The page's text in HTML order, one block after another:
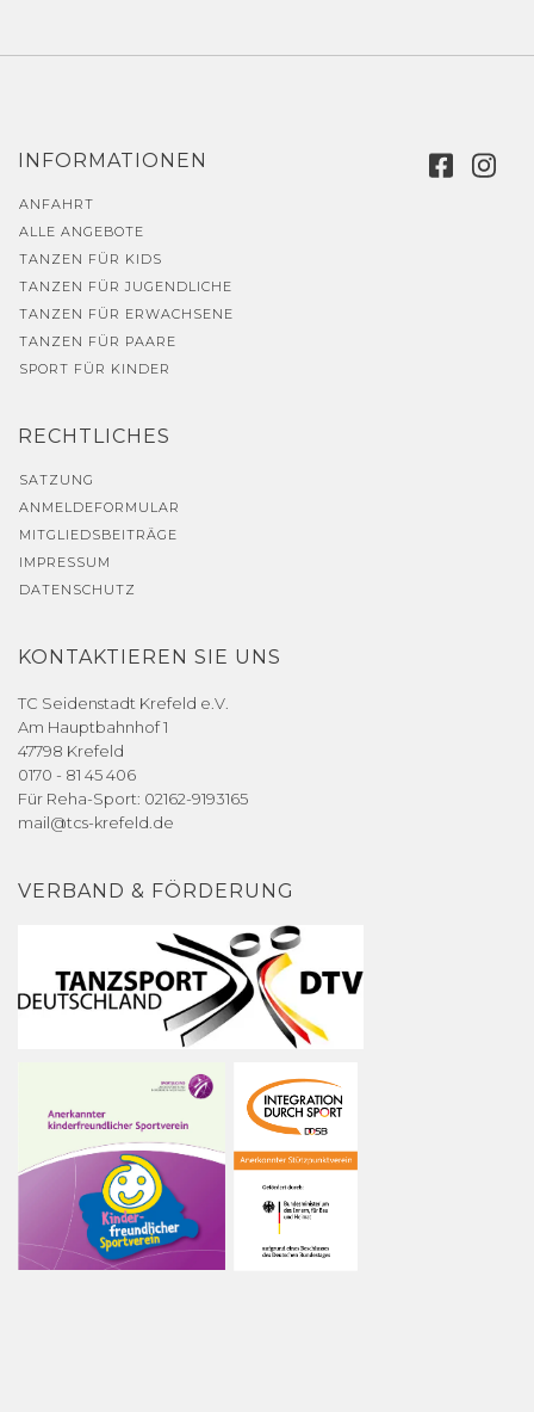
INFORMATIONEN
ANFAHRT
ALLE ANGEBOTE
TANZEN FÜR KIDS
TANZEN FÜR JUGENDLICHE
TANZEN FÜR ERWACHSENE
TANZEN FÜR PAARE
SPORT FÜR KINDER
RECHTLICHES
SATZUNG
ANMELDEFORMULAR
MITGLIEDSBEITRÄGE
IMPRESSUM
DATENSCHUTZ
KONTAKTIEREN SIE UNS
TC Seidenstadt Krefeld e.V.
Am Hauptbahnhof 1
47798 Krefeld
0170 - 81 45 406
Für Reha-Sport: 02162-9193165
mail@tcs-krefeld.de
VERBAND & FÖRDERUNG